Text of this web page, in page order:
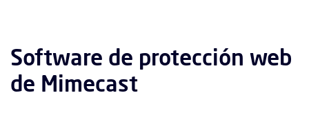
Software de protección web
de Mimecast